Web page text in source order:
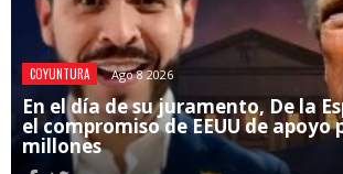
COYUNTURA Ago 8 2026
En el día de su juramento, De la
el compromiso de EEUU de apoyo
millones